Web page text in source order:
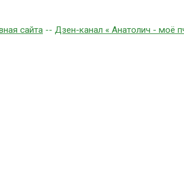
сайта -- Дзен-канал « Анатолич - моё